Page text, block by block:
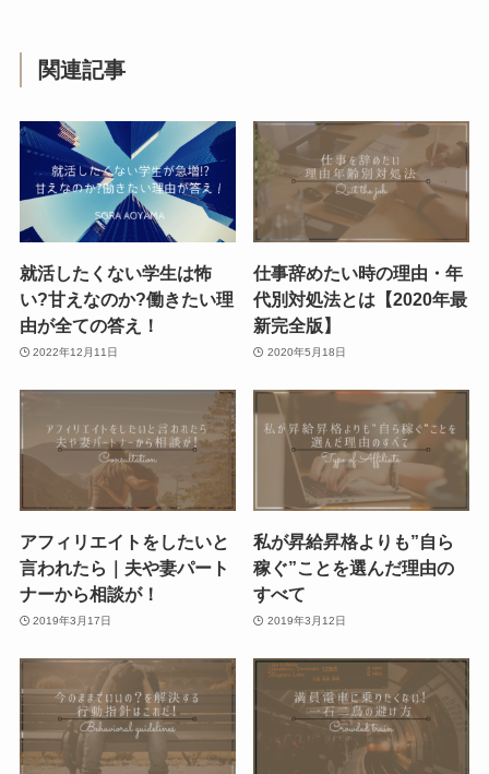
関連記事
就活したくない学生は怖
い?甘えなのか?働きたい理
由が全ての答え！
2022年12月11日
仕事辞めたい時の理由・年
代別対処法とは【2020年最
新完全版】
2020年5月18日
アフィリエイトをしたいと
言われたら｜夫や妻パート
ナーから相談が！
2019年3月17日
私が昇給昇格よりも”自ら
稼ぐ”ことを選んだ理由の
すべて
2019年3月12日